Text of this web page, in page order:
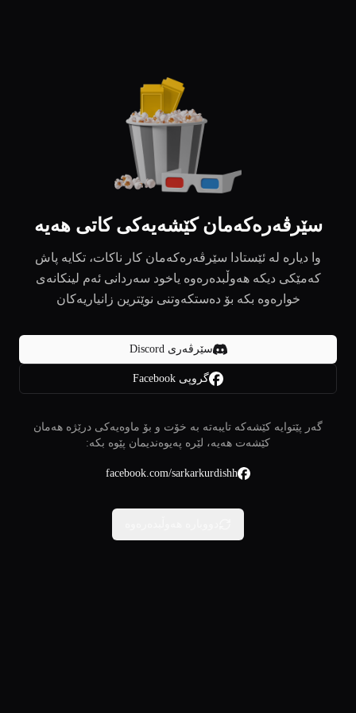
سێرڤەرەکەمان کێشەیەکی کاتی هەیە
وا دیارە لە ئێستادا سێرڤەرەکەمان کار ناکات، تکایە پاش
کەمێکی دیکە هەوڵبدەرەوە یاخود سەردانی ئەم لینکانەی
خوارەوە بکە بۆ دەستکەوتنی نوێترین زانیاریەکان
سێرڤەری Discord
گروپی Facebook
گەر پێتوایە کێشەکە تایبەتە بە خۆت و بۆ ماوەیەکی درێژە هەمان
کێشەت هەیە، لێرە پەیوەندیمان پێوە بکە:
facebook.com/sarkarkurdishh